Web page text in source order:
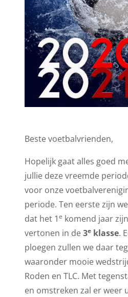
Beste voetbalvrienden,
Hopelijk gaat alles goed
jullie deze vreemde
voor onze
periode. Ten eerste zijn
dat het 1e komend jaar
vertonen in de3e klasse.
ploegen zullen we daar
waaronder mooie
Roden en TLC. Met
en omstreken zal er weer